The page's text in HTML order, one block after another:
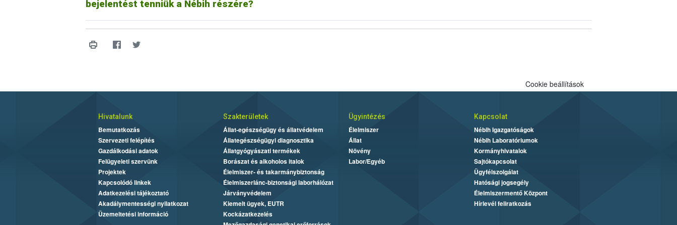
bejelentést tenniük a Nébih részére?
Cookie beállítások
Hivatalunk
Bemutatkozás
Szervezeti felépítés
Gazdálkodási adatok
Felügyeleti szervünk
Projektek
Kapcsolódó linkek
Adatkezelési tájékoztató
Akadálymentességi nyilatkozat
Üzemeltetési információ
Szakterületek
Állat-egészségügy és állatvédelem
Állategészségügyi diagnosztika
Állatgyógyászati termékek
Borászat és alkoholos italok
Élelmiszer- és takarmánybiztonság
Élelmiszerlánc-biztonsági laborhálózat
Járványvédelem
Kiemelt ügyek, EUTR
Kockázatkezelés
Ügyintézés
Élelmiszer
Állat
Növény
Labor/Egyéb
Kapcsolat
Nébih Igazgatóságok
Nébih Laboratóriumok
Kormányhivatalok
Sajtókapcsolat
Ügyfélszolgálat
Hatósági jogsegély
Élelmiszermentő Központ
Hírlevél feliratkozás